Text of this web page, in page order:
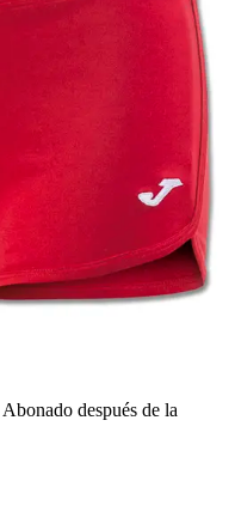
Abonado después de la